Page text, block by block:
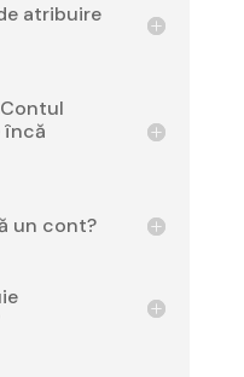
atribuire
încă
un cont?